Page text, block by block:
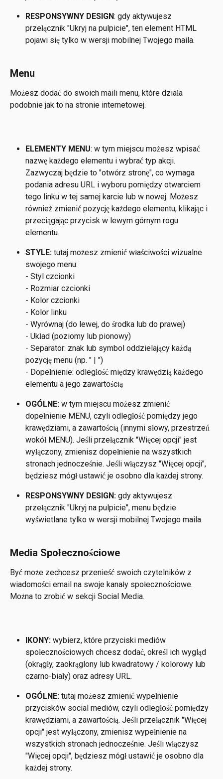
RESPONSYWNY DESIGN: gdy aktywujesz
przełącznik "Ukryj na pulpicie", ten element HTML
pojawi się tylko w wersji mobilnej Twojego maila.
Menu
Możesz dodać do swoich maili menu, które działa
podobnie jak to na stronie internetowej.
ELEMENTY MENU: w tym miejscu możesz wpisać
nazwę każdego elementu i wybrać typ akcji.
Zazwyczaj będzie to "otwórz stronę", co wymaga
podania adresu URL i wyboru pomiędzy otwarciem
tego linku w tej samej karcie lub w nowej. Możesz
również zmienić pozycję każdego elementu, klikając i
przeciągając przycisk w lewym górnym rogu
elementu.
STYLE: tutaj możesz zmienić właściwości wizualne
swojego menu:
- Styl czcionki
- Rozmiar czcionki
- Kolor czcionki
- Kolor linku
- Wyrównaj (do lewej, do środka lub do prawej)
- Układ (poziomy lub pionowy)
- Separator: znak lub symbol oddzielający każdą
pozycję menu (np. " | ")
- Dopełnienie: odległość między krawędzią każdego
elementu a jego zawartością
OGÓLNE: w tym miejscu możesz zmienić
dopełnienie MENU, czyli odległość pomiędzy jego
krawędziami, a zawartością (innymi słowy, przestrzeń
wokół MENU). Jeśli przełącznik "Więcej opcji" jest
wyłączony, zmienisz dopełnienie na wszystkich
stronach jednocześnie. Jeśli włączysz "Więcej opcji",
będziesz mógł ustawić je osobno dla każdej strony.
RESPONSYWNY DESIGN: gdy aktywujesz
przełącznik "Ukryj na pulpicie", menu będzie
wyświetlane tylko w wersji mobilnej Twojego maila.
Media Społecznościowe
Być może zechcesz przenieść swoich czytelników z
wiadomości email na swoje kanały społecznościowe.
Można to zrobić w sekcji Social Media.
IKONY: wybierz, które przyciski mediów
społecznościowych chcesz dodać, określ ich wygląd
(okrągły, zaokrąglony lub kwadratowy / kolorowy lub
czarno-biały) oraz adresy URL.
OGÓLNE: tutaj możesz zmienić wypełnienie
przycisków social mediów, czyli odległość pomiędzy
krawędziami, a zawartością. Jeśli przełącznik "Więcej
opcji" jest wyłączony, zmienisz wypełnienie na
wszystkich stronach jednocześnie. Jeśli włączysz
"Więcej opcji", będziesz mógł ustawić je osobno dla
każdej strony.